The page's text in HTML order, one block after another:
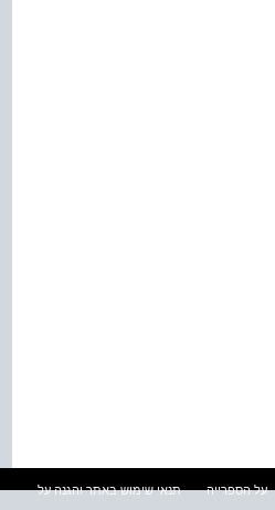
על הספרייה
תנאי שימוש באתר והגנה על